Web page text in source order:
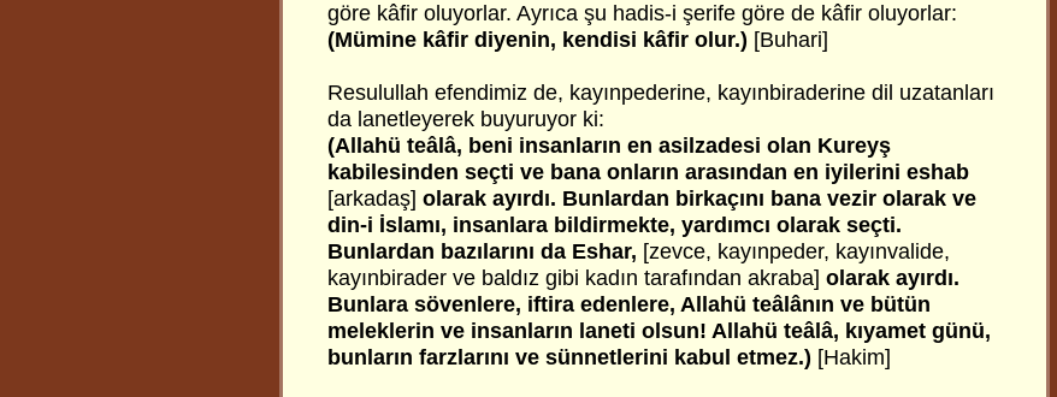
göre kâfir oluyorlar. Ayrıca şu hadis-i şerife göre de kâfir oluyorlar:
(Mümine kâfir diyenin, kendisi kâfir olur.) [Buhari]
Resulullah efendimiz de, kayınpederine, kayınbiraderine dil uzatanları
da lanetleyerek buyuruyor ki:
(Allahü teâlâ, beni insanların en asilzadesi olan Kureyş
kabilesinden seçti ve bana onların arasından en iyilerini eshab
[arkadaş] olarak ayırdı. Bunlardan birkaçını bana vezir olarak ve
din-i İslamı, insanlara bildirmekte, yardımcı olarak seçti.
Bunlardan bazılarını da Eshar, [zevce, kayınpeder, kayınvalide,
kayınbirader ve baldız gibi kadın tarafından akraba] olarak ayırdı.
Bunlara sövenlere, iftira edenlere, Allahü teâlânın ve bütün
meleklerin ve insanların laneti olsun! Allahü teâlâ, kıyamet günü,
bunların farzlarını ve sünnetlerini kabul etmez.) [Hakim]